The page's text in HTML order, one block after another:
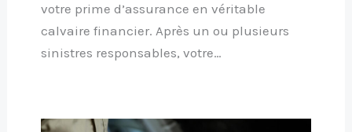
votre prime d’assurance en véritable
calvaire financier. Après un ou plusieurs
sinistres responsables, votre…